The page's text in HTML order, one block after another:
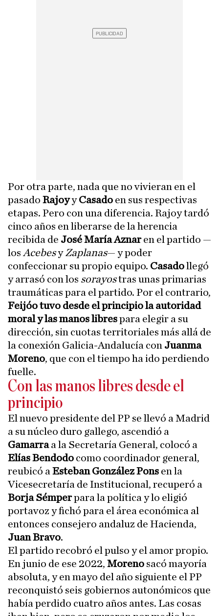
Por otra parte, nada que no vivieran en el
pasado RajoyyCasado en sus respectivas
etapas. Pero con una diferencia. Rajoy tardó
cinco años en liberarse de la herencia
recibida de José María Aznaren el partido —
los AcebesyZaplanas— y poder
confeccionar su propio equipo. Casadollegó
y arrasó con los sorayostras unas primarias
traumáticas para el partido. Por el contrario,
Feijóo tuvo desde el principio la autoridad
moral y las manos librespara elegir a su
dirección, sin cuotas territoriales más allá de
la conexión Galicia-Andalucía con Juanma
Moreno, que con el tiempo ha ido perdiendo
fuelle.
Con las manos libres desde el
principio
El nuevo presidente del PP se llevó a Madrid
a su núcleo duro gallego, ascendió a
Gamarraa la Secretaría General, colocó a
Elías Bendodo como coordinador general,
reubicó a Esteban González Pons en la
Vicesecretaría de Institucional, recuperó a
Borja Sémperpara la política y lo eligió
portavoz y fichó para el área económica al
entonces consejero andaluz de Hacienda,
Juan Bravo.
El partido recobró el pulso y el amor propio.
En junio de ese 2022, Moreno sacó mayoría
absoluta, y en mayo del año siguiente el PP
reconquistó seis gobiernos autonómicos que
había perdido cuatro años antes. Las cosas